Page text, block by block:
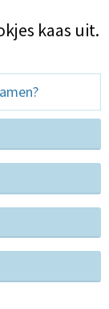
kaas uit.